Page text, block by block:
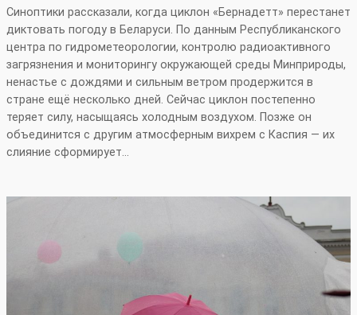
Синоптики рассказали, когда циклон «Бернадетт» перестанет
диктовать погоду в Беларуси. По данным Республиканского
центра по гидрометеорологии, контролю радиоактивного
загрязнения и мониторингу окружающей среды Минприроды,
ненастье с дождями и сильным ветром продержится в
стране ещё несколько дней. Сейчас циклон постепенно
теряет силу, насыщаясь холодным воздухом. Позже он
объединится с другим атмосферным вихрем с Каспия — их
слияние сформирует…